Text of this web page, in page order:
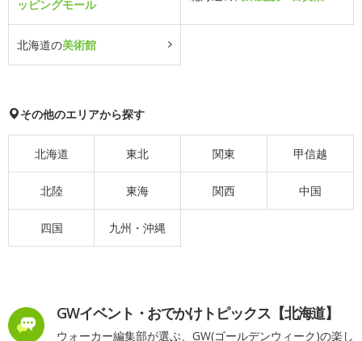
ッピングモール
北海道の美術館
その他のエリアから探す
北海道 東北 関東 甲信越
北陸 東海 関西 中国
四国 九州・沖縄
GWイベント・おでかけトピックス【北海道】
ウォーカー編集部が選ぶ、GW(ゴールデンウィーク)の楽し